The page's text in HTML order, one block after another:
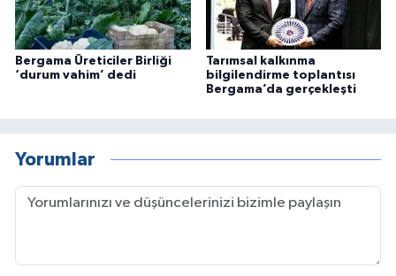
Bergama Üreticiler Birliği
‘durum vahim’ dedi
Tarımsal kalkınma
bilgilendirme toplantısı
Bergama’da gerçekleşti
Yorumlar